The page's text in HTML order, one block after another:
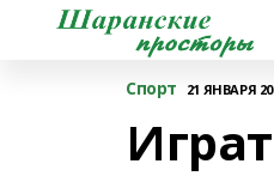
Спорт 21 ЯНВАРЯ